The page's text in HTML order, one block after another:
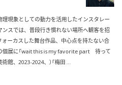
現象としての動力を活用したインスタレー
スでは、普段行き慣れない場所へ観客を招
ーカスした舞台作品、中心点を持たない合
個展に「wait this is my favorite part 待って
館、2023-2024、）「梅田 ...
しく見る